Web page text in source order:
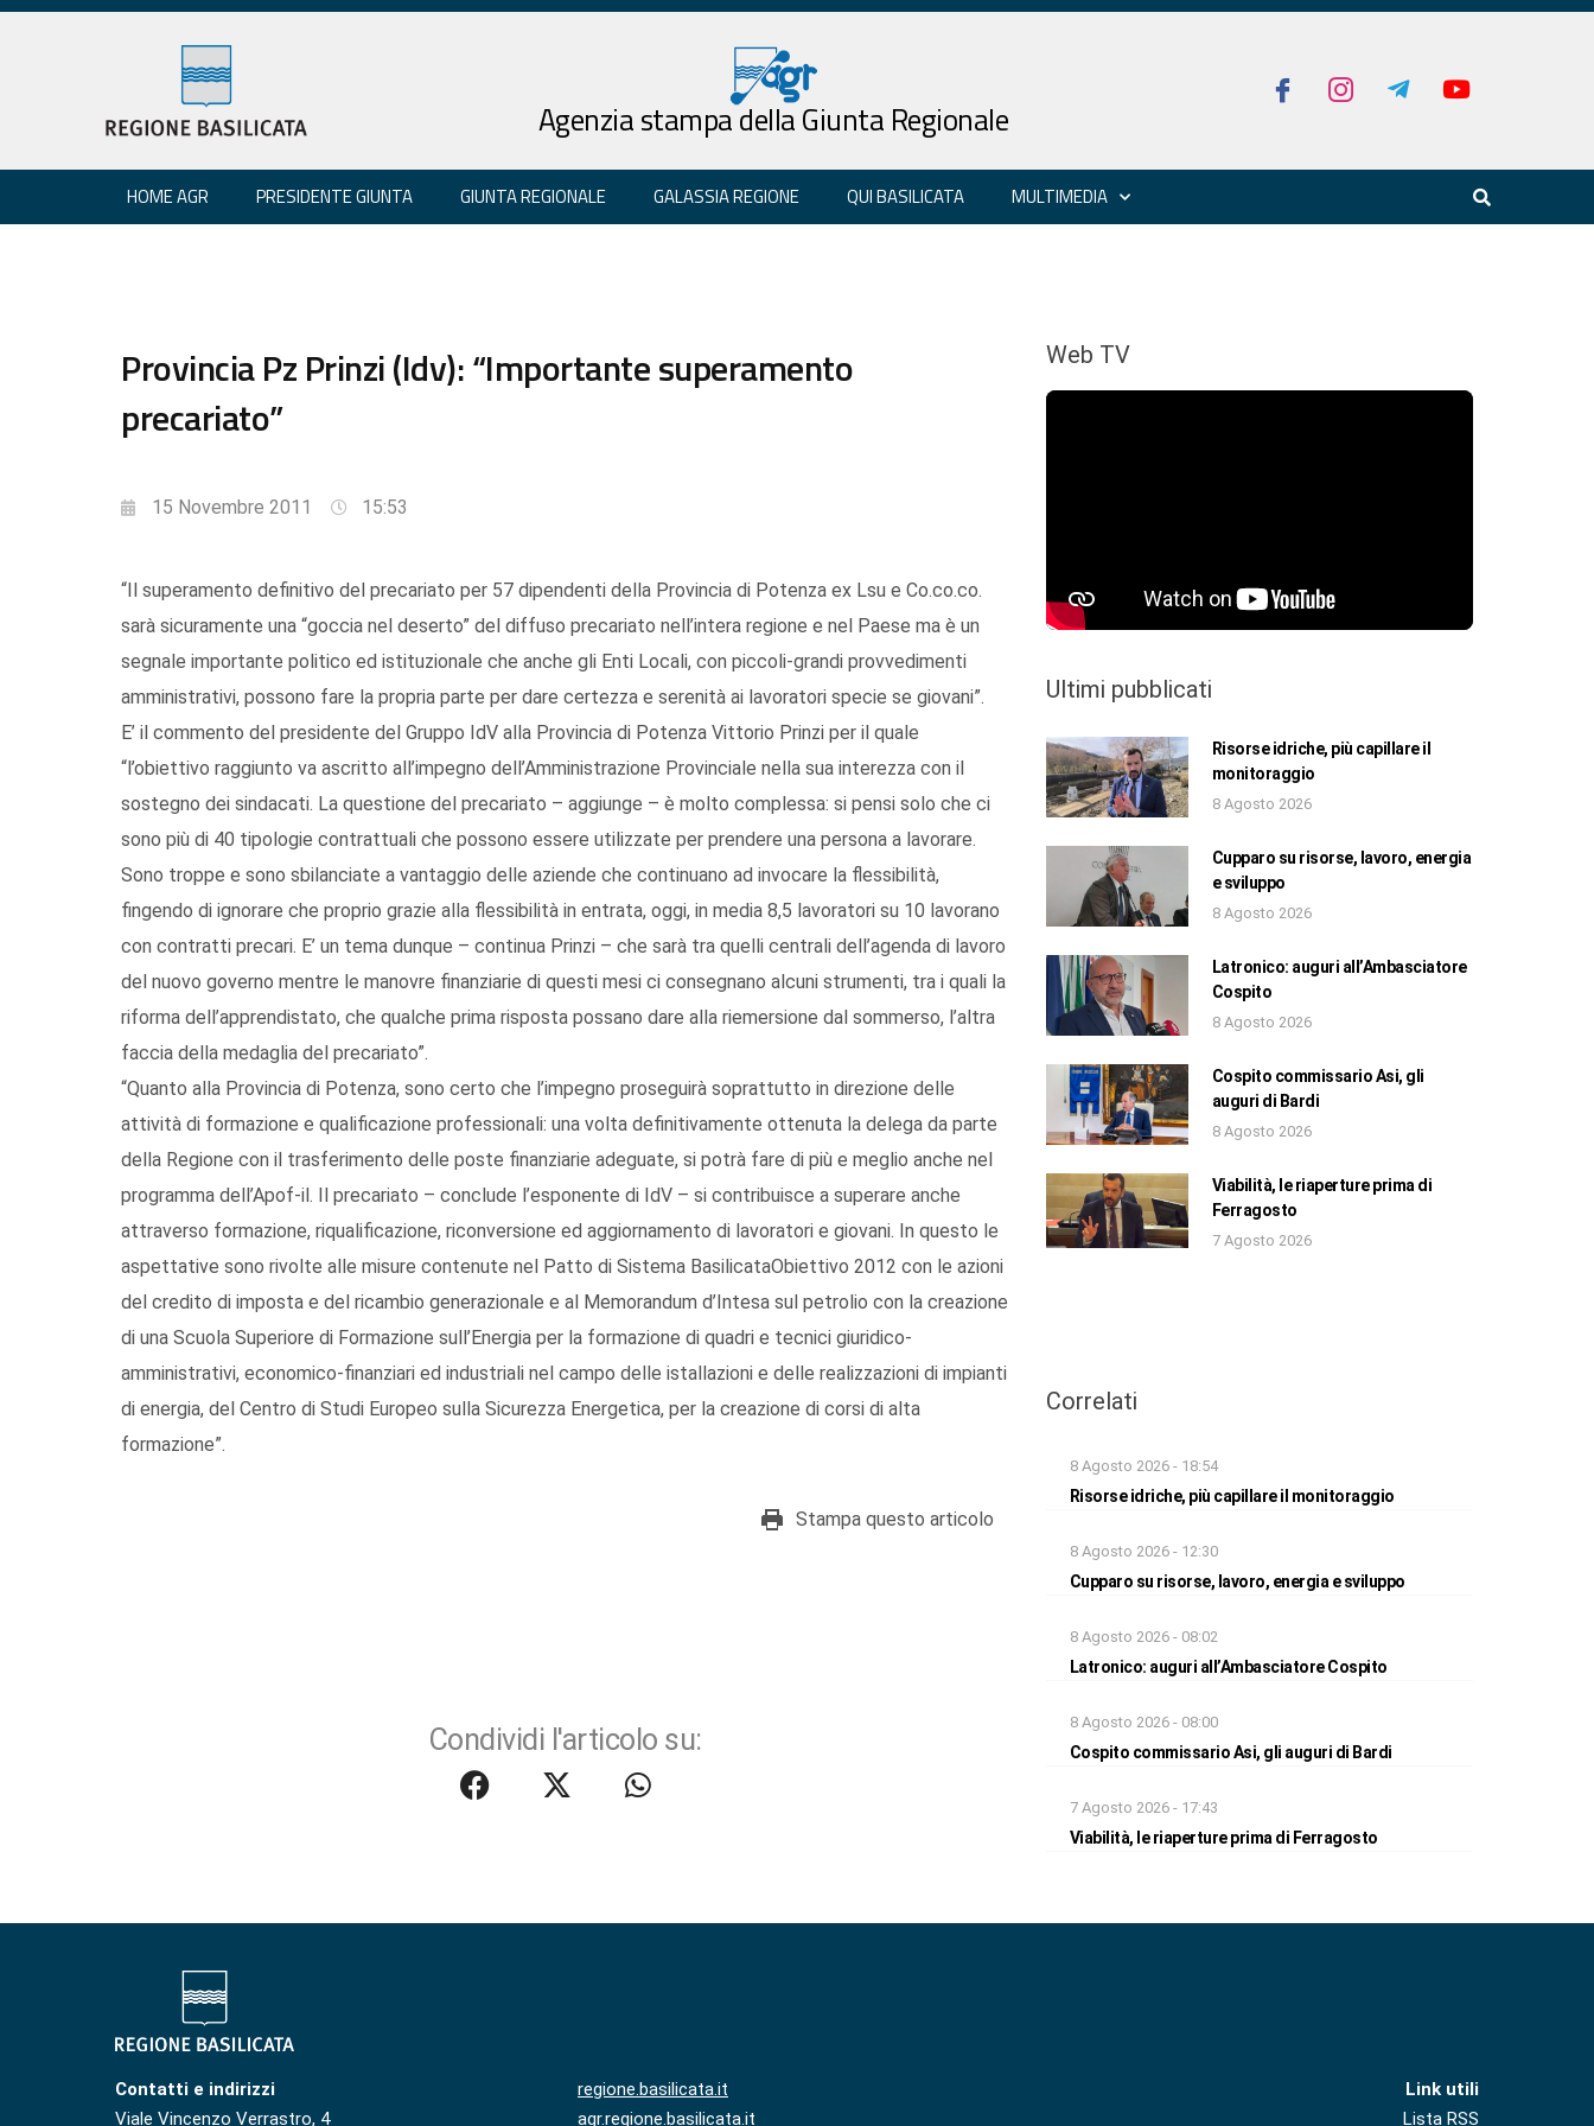
Agenzia stampa della Giunta Regionale
HOME AGR PRESIDENTE GIUNTA GIUNTA REGIONALE GALASSIA REGIONE QUI BASILICATA MULTIMEDIA
Provincia Pz Prinzi (Idv): “Importante superamento
precariato”
15 Novembre 2011 15:53
“Il superamento definitivo del precariato per 57 dipendenti della Provincia di Potenza ex Lsu e Co.co.co.
sarà sicuramente una “goccia nel deserto” del diffuso precariato nell’intera regione e nel Paese ma è un
segnale importante politico ed istituzionale che anche gli Enti Locali, con piccoli-grandi provvedimenti
amministrativi, possono fare la propria parte per dare certezza e serenità ai lavoratori specie se giovani”.
E’ il commento del presidente del Gruppo IdV alla Provincia di Potenza Vittorio Prinzi per il quale
“l’obiettivo raggiunto va ascritto all’impegno dell’Amministrazione Provinciale nella sua interezza con il
sostegno dei sindacati. La questione del precariato – aggiunge – è molto complessa: si pensi solo che ci
sono più di 40 tipologie contrattuali che possono essere utilizzate per prendere una persona a lavorare.
Sono troppe e sono sbilanciate a vantaggio delle aziende che continuano ad invocare la flessibilità,
fingendo di ignorare che proprio grazie alla flessibilità in entrata, oggi, in media 8,5 lavoratori su 10 lavorano
con contratti precari. E’ un tema dunque – continua Prinzi – che sarà tra quelli centrali dell’agenda di lavoro
del nuovo governo mentre le manovre finanziarie di questi mesi ci consegnano alcuni strumenti, tra i quali la
riforma dell’apprendistato, che qualche prima risposta possano dare alla riemersione dal sommerso, l’altra
faccia della medaglia del precariato”.
“Quanto alla Provincia di Potenza, sono certo che l’impegno proseguirà soprattutto in direzione delle
attività di formazione e qualificazione professionali: una volta definitivamente ottenuta la delega da parte
della Regione con il trasferimento delle poste finanziarie adeguate, si potrà fare di più e meglio anche nel
programma dell’Apof-il. Il precariato – conclude l’esponente di IdV – si contribuisce a superare anche
attraverso formazione, riqualificazione, riconversione ed aggiornamento di lavoratori e giovani. In questo le
aspettative sono rivolte alle misure contenute nel Patto di Sistema BasilicataObiettivo 2012 con le azioni
del credito di imposta e del ricambio generazionale e al Memorandum d’Intesa sul petrolio con la creazione
di una Scuola Superiore di Formazione sull’Energia per la formazione di quadri e tecnici giuridico-
amministrativi, economico-finanziari ed industriali nel campo delle istallazioni e delle realizzazioni di impianti
di energia, del Centro di Studi Europeo sulla Sicurezza Energetica, per la creazione di corsi di alta
formazione”.
Stampa questo articolo
Condividi l'articolo su:
Web TV
Ultimi pubblicati
Risorse idriche, più capillare il
monitoraggio
8 Agosto 2026
Cupparo su risorse, lavoro, energia
e sviluppo
8 Agosto 2026
Latronico: auguri all’Ambasciatore
Cospito
8 Agosto 2026
Cospito commissario Asi, gli
auguri di Bardi
8 Agosto 2026
Viabilità, le riaperture prima di
Ferragosto
7 Agosto 2026
Correlati
8 Agosto 2026 - 18:54
Risorse idriche, più capillare il monitoraggio
8 Agosto 2026 - 12:30
Cupparo su risorse, lavoro, energia e sviluppo
8 Agosto 2026 - 08:02
Latronico: auguri all’Ambasciatore Cospito
8 Agosto 2026 - 08:00
Cospito commissario Asi, gli auguri di Bardi
7 Agosto 2026 - 17:43
Viabilità, le riaperture prima di Ferragosto
Contatti e indirizzi
Viale Vincenzo Verrastro, 4
regione.basilicata.it
agr.regione.basilicata.it
Link utili
Lista RSS